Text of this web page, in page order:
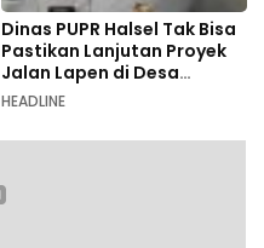
Dinas PUPR Halsel Tak Bisa
Pastikan Lanjutan Proyek
Jalan Lapen di Desa
Sambiki
HEADLINE